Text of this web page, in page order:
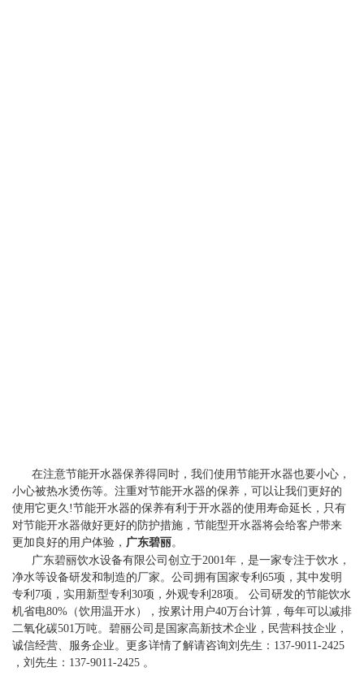
在注意节能开水器保养得同时，我们使用节能开水器也要小心，
小心被热水烫伤等。注重对节能开水器的保养，可以让我们更好的
使用它更久!节能开水器的保养有利于开水器的使用寿命延长，只有
对节能开水器做好更好的防护措施，节能型开水器将会给客户带来
更加良好的用户体验， 广东碧丽。
广东碧丽饮水设备有限公司创立于2001年，是一家专注于饮水，
净水等设备研发和制造的厂家。公司拥有国家专利65项，其中发明
专利7项，实用新型专利30项，外观专利28项。 公司研发的节能饮水
机省电80%（饮用温开水），按累计用户40万台计算，每年可以减排
二氧化碳501万吨。碧丽公司是国家高新技术企业，民营科技企业，
诚信经营、服务企业。更多详情了解请咨询刘先生：137-9011-2425
，刘先生：137-9011-2425 。